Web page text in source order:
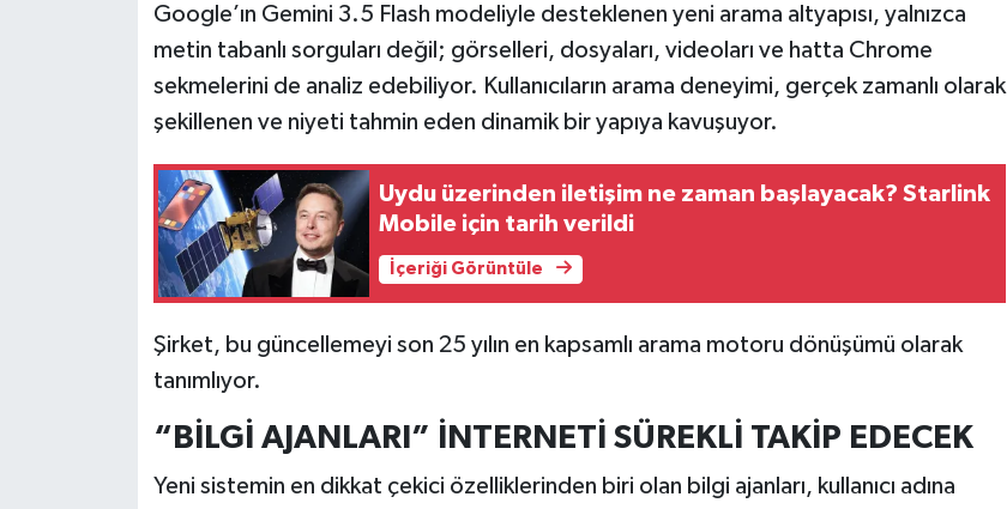
Google’ın Gemini 3.5 Flash modeliyle desteklenen yeni arama altyapısı, yalnızca
metin tabanlı sorguları değil; görselleri, dosyaları, videoları ve hatta Chrome
sekmelerini de analiz edebiliyor. Kullanıcıların arama deneyimi, gerçek zamanlı olarak
şekillenen ve niyeti tahmin eden dinamik bir yapıya kavuşuyor.
Uydu üzerinden iletişim ne zaman başlayacak? Starlink
Mobile için tarih verildi
İçeriği Görüntüle
Şirket, bu güncellemeyi son 25 yılın en kapsamlı arama motoru dönüşümü olarak
tanımlıyor.
“BİLGİ AJANLARI” İNTERNETİ SÜREKLİ TAKİP EDECEK
Yeni sistemin en dikkat çekici özelliklerinden biri olan bilgi ajanları, kullanıcı adına
Kültür Sanat
Otomobil
Resmi İlan
Rüya Tabirleri